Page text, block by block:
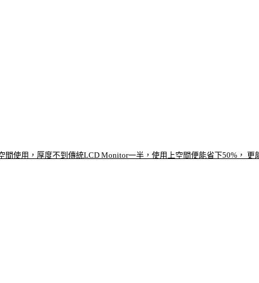
使用，厚度不到傳統LCD Monitor一半，使用上空間便能省下50%，